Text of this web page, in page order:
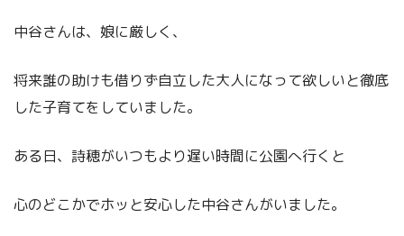
中谷さんは、娘に厳しく、
将来誰の助けも借りず自立した大人になって欲しいと徹底
した子育てをしていました。
ある日、詩穂がいつもより遅い時間に公園へ行くと
心のどこかでホッと安心した中谷さんがいました。